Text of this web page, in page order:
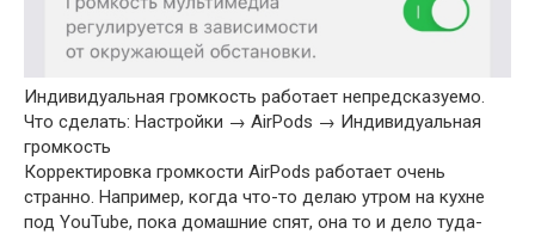
Индивидуальная громкость работает непредсказуемо.
Что сделать: Настройки → AirPods → Индивидуальная
громкость
Корректировка громкости AirPods работает очень
странно. Например, когда что-то делаю утром на кухне
под YouTube, пока домашние спят, она то и дело туда-